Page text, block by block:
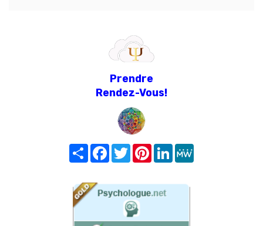
Prendre
Rendez-Vous!
Share FacebookTwitterPinterest
LinkedIn